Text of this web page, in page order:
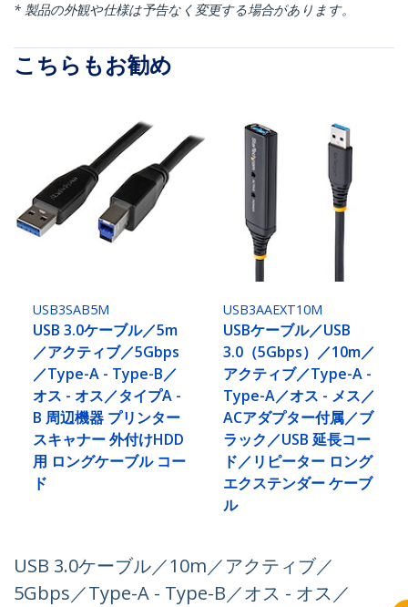
* 製品の外観や仕様は予告なく変更する場合があります。
こちらもお勧め
USB3SAB5M
USB 3.0ケーブル／5m
／アクティブ／5Gbps
／Type-A - Type-B／
オス - オス／タイプA -
B 周辺機器 プリンター
スキャナー 外付けHDD
用 ロングケーブル コー
ド
USB3AAEXT10M
USBケーブル／USB
3.0（5Gbps）／10m／
アクティブ／Type-A -
Type-A／オス - メス／
ACアダプター付属／ブ
ラック／USB 延長コー
ド／リピーター ロング
エクステンダー ケーブ
ル
USB 3.0ケーブル／10m／アクティブ／
5Gbps／Type-A - Type-B／オス - オス／